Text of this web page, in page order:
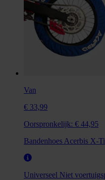
Van
€ 33,99
Oorspronkelijk: € 44,95
Bandenhoes Acerbis X-
Universeel Niet